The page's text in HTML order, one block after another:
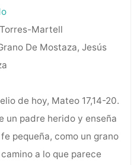
Martell
De Mostaza, Jesús
de hoy, Mateo 17,14-20.
un padre herido y enseña
pequeña, como un grano
a lo que parece